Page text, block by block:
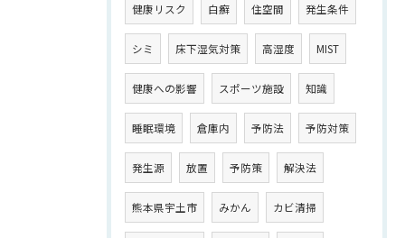
健康リスク 白癬 住空間 発生条件
シミ 床下湿気対策 高湿度 MIST
健康への影響 スポーツ施設 知識
睡眠環境 倉庫内 予防法 予防対策
発生源 放置 予防策 解決法
熊本県宇土市 みかん カビ清掃